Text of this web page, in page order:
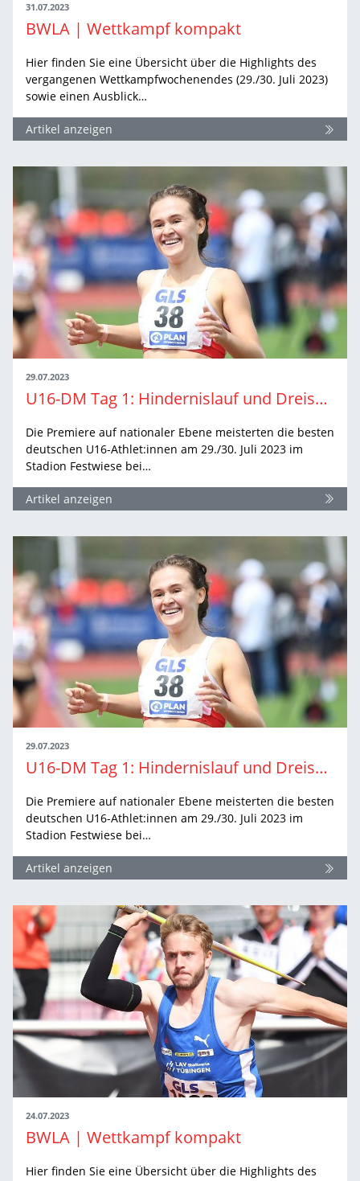
31.07.2023
BWLA | Wettkampf kompakt
Hier finden Sie eine Übersicht über die Highlights des
vergangenen Wettkampfwochenendes (29./30. Juli 2023)
sowie einen Ausblick…
Artikel anzeigen
29.07.2023
U16-DM Tag 1: Hindernislauf und Dreisprung bilden Highlights
Die Premiere auf nationaler Ebene meisterten die besten
deutschen U16-Athlet:innen am 29./30. Juli 2023 im
Stadion Festwiese bei…
Artikel anzeigen
29.07.2023
U16-DM Tag 1: Hindernislauf und Dreisprung bilden Highlights
Die Premiere auf nationaler Ebene meisterten die besten
deutschen U16-Athlet:innen am 29./30. Juli 2023 im
Stadion Festwiese bei…
Artikel anzeigen
24.07.2023
BWLA | Wettkampf kompakt
Hier finden Sie eine Übersicht über die Highlights des